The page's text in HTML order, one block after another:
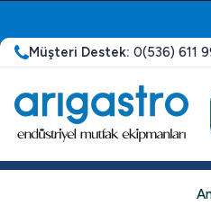
Müşteri Destek: 0(536) 611